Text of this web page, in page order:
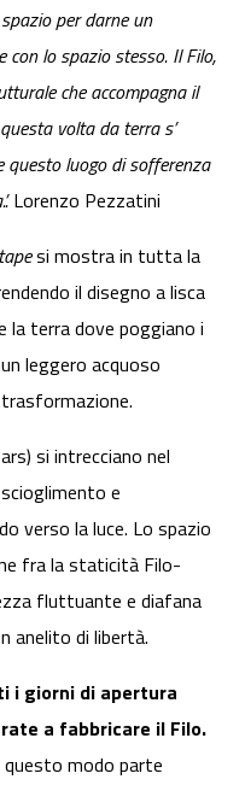
per darne un
con lo spazio stesso. Il Filo,
che accompagna il
volta da terra s’
questo luogo di sofferenza
Lorenzo Pezzatini
si mostra in tutta la
il disegno a lisca
la terra dove poggiano i
leggero acquoso
si intrecciano nel
e
verso la luce. Lo spazio
fra la staticità Filo-
fluttuante e diafana
anelito di libertà.
i giorni di apertura
a fabbricare il Filo.
questo modo parte